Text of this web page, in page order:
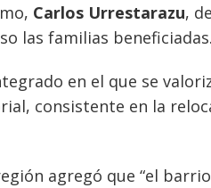
Carlos Urrestarazu,
las familias beneficiadas.
en el que se
consistente en la
agregó que “el